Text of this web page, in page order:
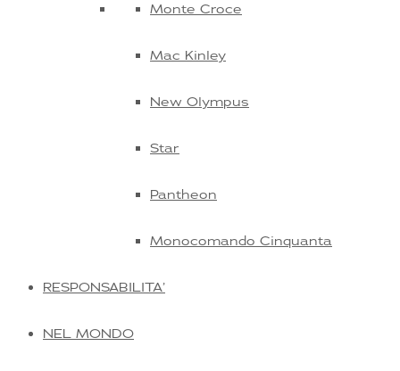
Monte Croce
Mac Kinley
New Olympus
Star
Pantheon
Monocomando Cinquanta
RESPONSABILITA’
NEL MONDO